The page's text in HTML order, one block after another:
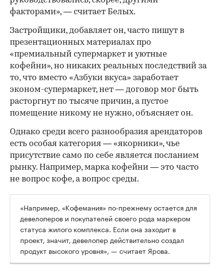
факторами», — считает Белых.
Застройщики, добавляет он, часто пишут в
презентационных материалах про
«премиальный супермаркет и уютные
кофейни», но никаких реальных последствий за
то, что вместо «Азбуки вкуса» заработает
эконом-супермаркет, нет — договор мог быть
расторгнут по тысяче причин, а пустое
помещение никому не нужно, объясняет он.
Однако среди всего разнообразия арендаторов
есть особая категория — «якорники», чье
присутствие само по себе является посланием
рынку. Например, марка кофейни — это часто
не вопрос кофе, а вопрос среды.
«Например, «Кофемания» по-прежнему остается для
девелоперов и покупателей своего рода маркером
статуса жилого комплекса. Если она заходит в
проект, значит, девелопер действительно создал
продукт высокого уровня», — считает Ярова.